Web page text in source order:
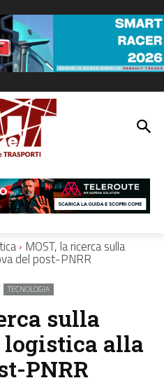
MOST, la ricerca sulla
del post-PNRR
TECNOLOGIA
sulla
alla
PNRR